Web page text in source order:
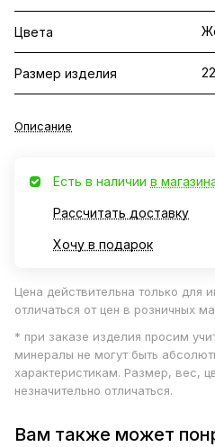
Цвета
Размер изделия
Описание
Есть в наличии в
Рассчитать доставку
Хочу в подарок
Цена действительна только для
отличаться от цен в розничных
* при заказе изделия просим
минералы не могут быть
характеристикам. Размер, вес,
незначительно отличаться.
Вам также может